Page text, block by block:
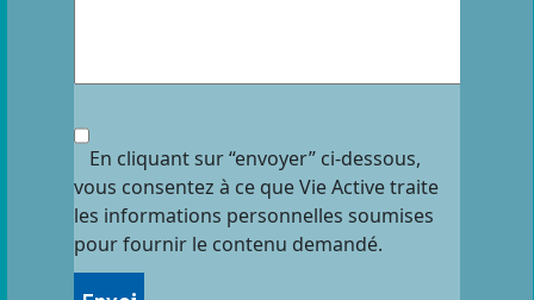
En cliquant sur “envoyer” ci-dessous,
vous consentez à ce que Vie Active traite
les informations personnelles soumises
pour fournir le contenu demandé.